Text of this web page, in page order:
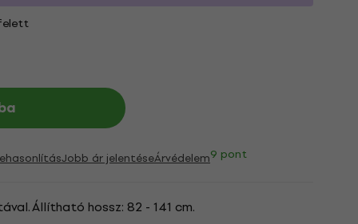
Jobb ár jelentéseÁrvédelem9 pont
Állítható hossz: 82 - 141 cm.